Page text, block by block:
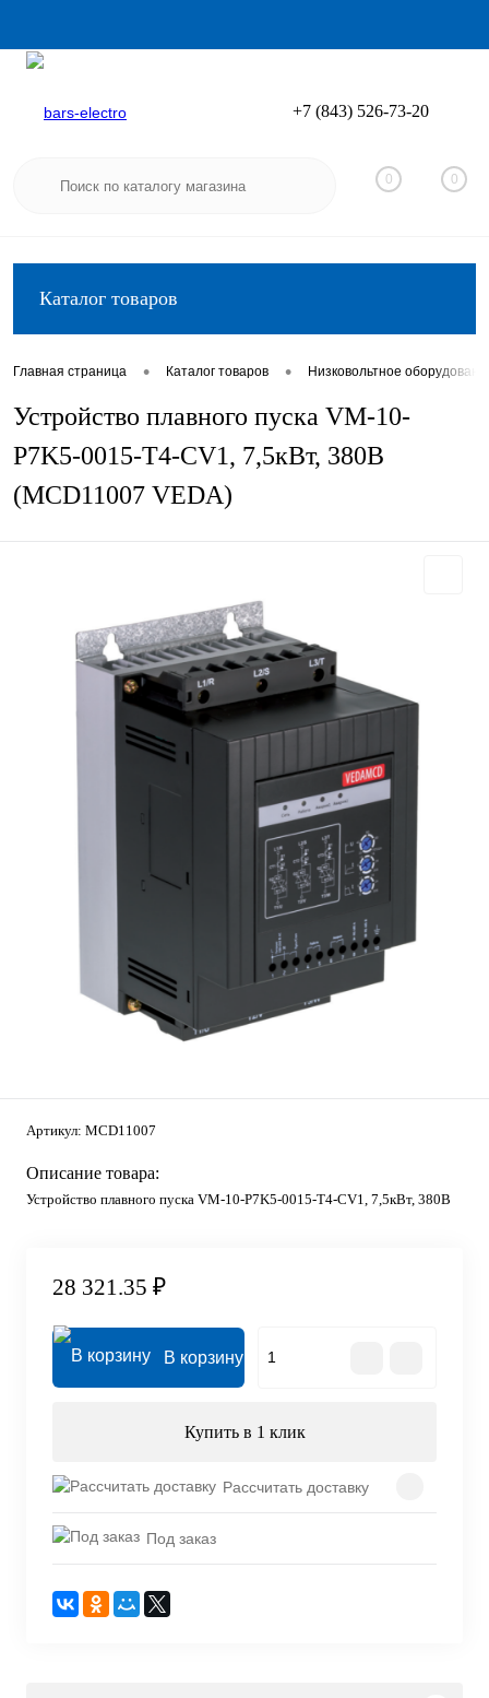
Вход
+7 (843) 526-73-20
0 0
Каталог товаров
Главная страница • Каталог товаров • Низковольтное
Устройство плавного пуска VM-10-
P7K5-0015-T4-CV1, 7,5кВт, 380В
(MCD11007 VEDA)
Артикул: MCD11007
Описание товара:
Устройство плавного пуска VM-10-P7K5-0015-T4-CV1, 7,5кВт, 380В
28 321.35 ₽
В корзину
Купить в 1 клик
Рассчитать доставку
Под заказ